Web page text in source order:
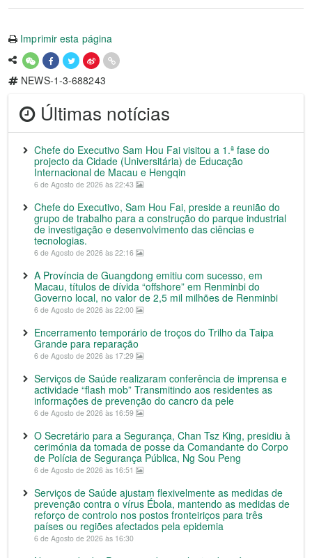
Imprimir esta página
NEWS-1-3-688243
Últimas notícias
Chefe do Executivo Sam Hou Fai visitou a 1.ª fase do
projecto da Cidade (Universitária) de Educação
Internacional de Macau e Hengqin
6 de Agosto de 2026 às 22:43
Chefe do Executivo, Sam Hou Fai, preside a reunião do
grupo de trabalho para a construção do parque industrial
de investigação e desenvolvimento das ciências e
tecnologias.
6 de Agosto de 2026 às 22:16
A Província de Guangdong emitiu com sucesso, em
Macau, títulos de dívida “offshore” em Renminbi do
Governo local, no valor de 2,5 mil milhões de Renminbi
6 de Agosto de 2026 às 22:00
Encerramento temporário de troços do Trilho da Taipa
Grande para reparação
6 de Agosto de 2026 às 17:29
Serviços de Saúde realizaram conferência de imprensa e
actividade “flash mob” Transmitindo aos residentes as
informações de prevenção do cancro da pele
6 de Agosto de 2026 às 16:59
O Secretário para a Segurança, Chan Tsz King, presidiu à
cerimónia da tomada de posse da Comandante do Corpo
de Polícia de Segurança Pública, Ng Sou Peng
6 de Agosto de 2026 às 16:51
Serviços de Saúde ajustam flexivelmente as medidas de
prevenção contra o vírus Ébola, mantendo as medidas de
reforço de controlo nos postos fronteiriços para três
países ou regiões afectados pela epidemia
6 de Agosto de 2026 às 16:30